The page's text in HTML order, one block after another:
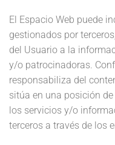
El Espacio Web puede
gestionados por
del Usuario a la
y/o patrocinadoras.
responsabiliza del
sitúa en una posición
los servicios y/o
terceros a través de los